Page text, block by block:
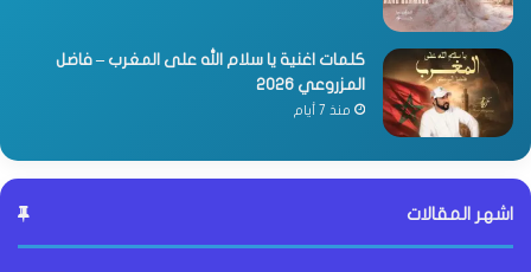
كلمات اغنية يا سلام الله على المغرب – فاضل
المزروعي 2026
منذ 7 أيام
اشهر المقالات